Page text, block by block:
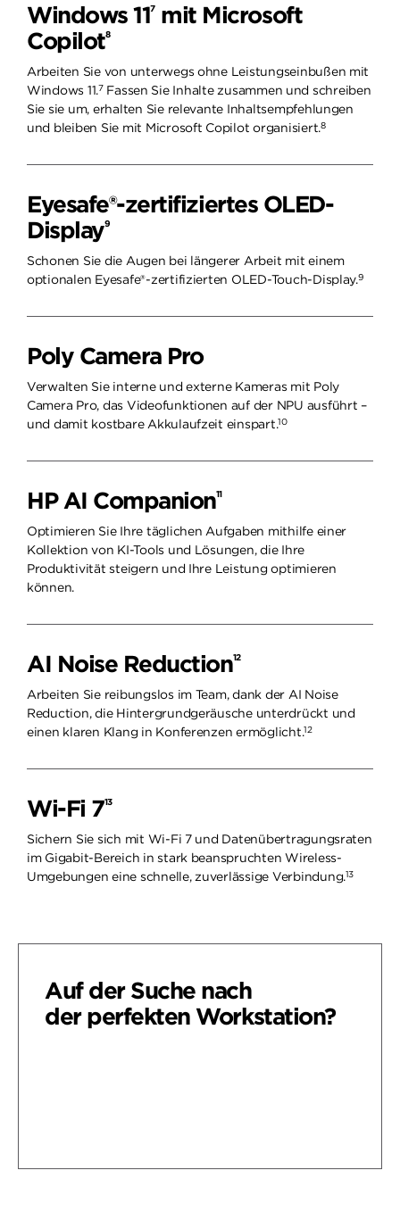
Windows 117mit Microsoft
Copilot8
Arbeiten Sie von unterwegs ohne Leistungseinbußen mit
Windows 11.7Fassen Sie Inhalte zusammen und schreiben
Sie sie um, erhalten Sie relevante Inhaltsempfehlungen
und bleiben Sie mit Microsoft Copilot organisiert.8
Eyesafe®-zertifiziertes OLED-
Display9
Schonen Sie die Augen bei längerer Arbeit mit einem
optionalen Eyesafe®-zertifizierten OLED-Touch-Display.9
Poly Camera Pro
Verwalten Sie interne und externe Kameras mit Poly
Camera Pro, das Videofunktionen auf der NPU ausführt –
und damit kostbare Akkulaufzeit einspart.10
HP AI Companion11
Optimieren Sie Ihre täglichen Aufgaben mithilfe einer
Kollektion von KI-Tools und Lösungen, die Ihre
Produktivität steigern und Ihre Leistung optimieren
können.
AI Noise Reduction12
Arbeiten Sie reibungslos im Team, dank der AI Noise
Reduction, die Hintergrundgeräusche unterdrückt und
einen klaren Klang in Konferenzen ermöglicht.12
Wi-Fi 713
Sichern Sie sich mit Wi-Fi 7 und Datenübertragungsraten
im Gigabit-Bereich in stark beanspruchten Wireless-
Umgebungen eine schnelle, zuverlässige Verbindung.13
Auf der Suche nach
der perfekten Workstation?